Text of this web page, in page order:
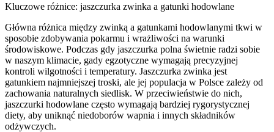
Kluczowe różnice: jaszczurka zwinka a gatunki hodowlane
Główna różnica między zwinką a gatunkami hodowlanymi tkwi w
sposobie zdobywania pokarmu i wrażliwości na warunki
środowiskowe. Podczas gdy jaszczurka polna świetnie radzi sobie
w naszym klimacie, gady egzotyczne wymagają precyzyjnej
kontroli wilgotności i temperatury. Jaszczurka zwinka jest
gatunkiem najmniejszej troski, ale jej populacja w Polsce zależy od
zachowania naturalnych siedlisk. W przeciwieństwie do nich,
jaszczurki hodowlane często wymagają bardziej rygorystycznej
diety, aby uniknąć niedoborów wapnia i innych składników
odżywczych.